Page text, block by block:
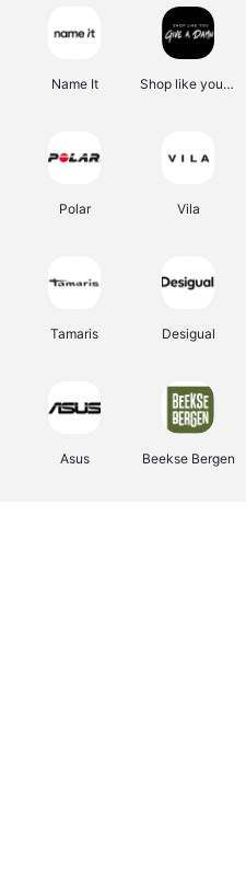
Name It Shop like you Give A Damn
Polar Vila
Tamaris Desigual
Asus Beekse Bergen